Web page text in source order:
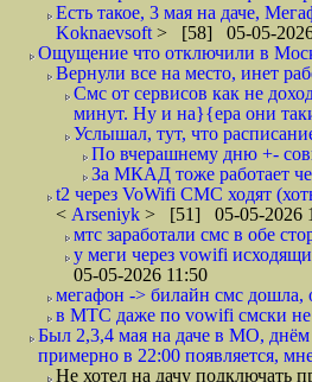
Есть такое, 3 мая на даче,
Koknaevsoft > [58] 05-05-
Ощущение что отключили в
Вернули все на место, инет
Смс от сервисов как не
минут. Ну и на}{ера они
Услышал, тут, что
По вчерашнему дню +-
За МКАД тоже работает
t2 через VoWifi СМС ходят
< Arseniyk > [51] 05-05-2026
мтс заработали смс в обе
у меги через vowifi
05-05-2026 11:50
мегафон -> билайн смс дошла,
в МТС даже по vowifi смски не
Был 2,3,4 мая на даче в МО, днём
примерно в 22:00 появляется,
Не хотел на дачу подключать